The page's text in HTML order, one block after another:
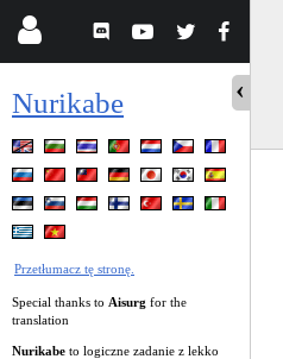
Nurikabe
Przetłumacz tę stronę.
Special thanks to Aisurg for the
translation
Nurikabe to logiczne zadanie z lekko